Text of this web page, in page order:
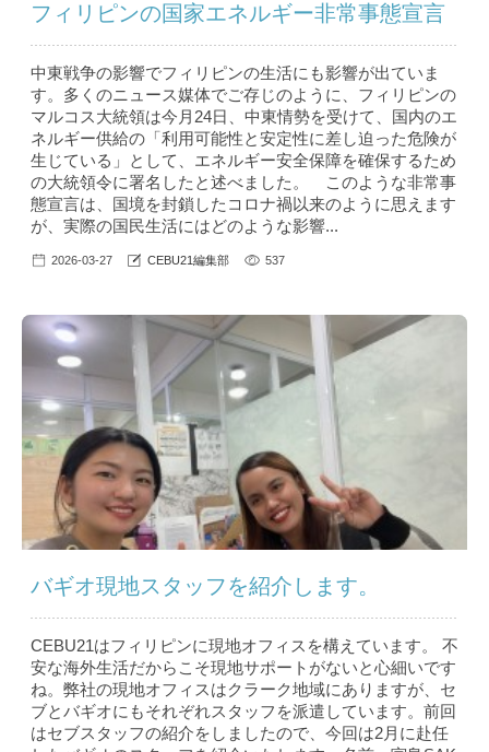
フィリピンの国家エネルギー非常事態宣言
中東戦争の影響でフィリピンの生活にも影響が出ていま
す。多くのニュース媒体でご存じのように、フィリピンの
マルコス大統領は今月24日、中東情勢を受けて、国内のエ
ネルギー供給の「利用可能性と安定性に差し迫った危険が
生じている」として、エネルギー安全保障を確保するため
の大統領令に署名したと述べました。 このような非常事
態宣言は、国境を封鎖したコロナ禍以来のように思えます
が、実際の国民生活にはどのような影響...
2026-03-27 CEBU21編集部 537
バギオ現地スタッフを紹介します。
CEBU21はフィリピンに現地オフィスを構えています。 不
安な海外生活だからこそ現地サポートがないと心細いです
ね。弊社の現地オフィスはクラーク地域にありますが、セ
ブとバギオにもそれぞれスタッフを派遣しています。前回
はセブスタッフの紹介をしましたので、今回は2月に赴任